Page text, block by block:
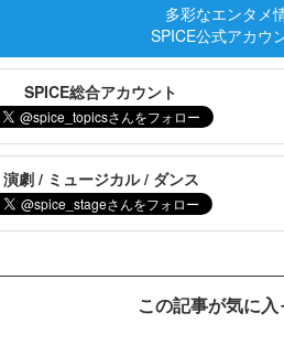
多彩なエンタメ
SPICE公式アカウ
SPICE総合アカウント
演劇 / ミュージカル / ダンス
この記事が気に入